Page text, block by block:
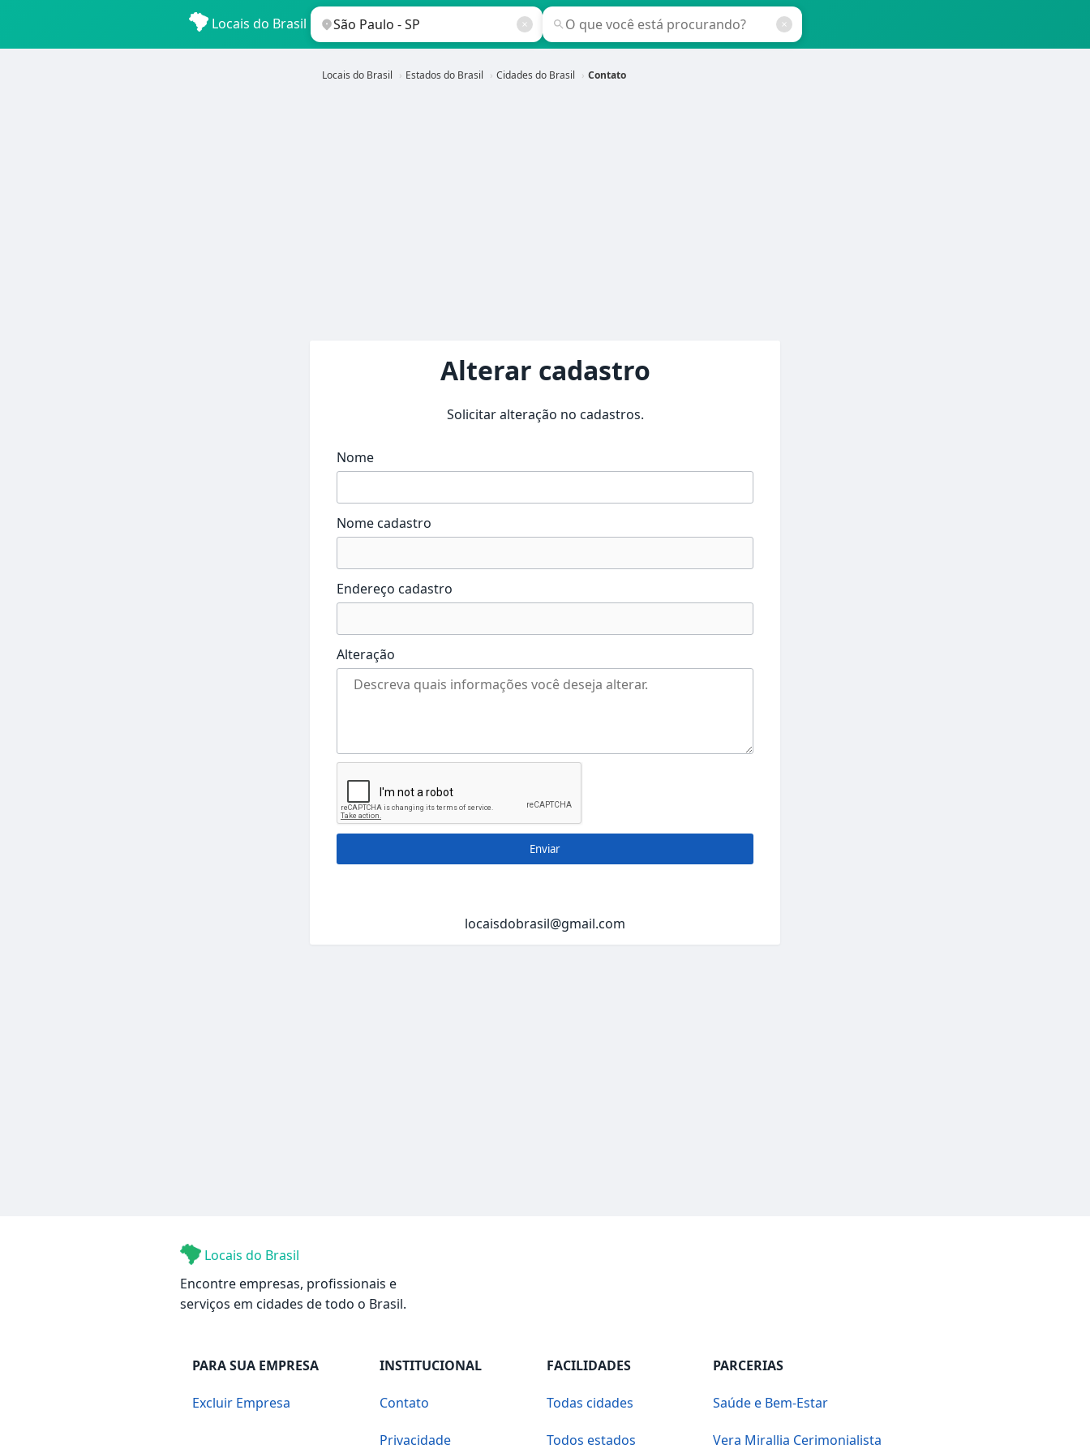
Locais do Brasil
Locais do Brasil Estados do Brasil Cidades do Brasil Contato
Alterar cadastro
Solicitar alteração no cadastros.
Nome
Nome cadastro
Endereço cadastro
Alteração
Enviar
locaisdobrasil@gmail.com
Locais do Brasil
Encontre empresas, profissionais e
serviços em cidades de todo o Brasil.
PARA SUA EMPRESA
Excluir Empresa
INSTITUCIONAL
Contato
Privacidade
FACILIDADES
Todas cidades
Todos estados
PARCERIAS
Saúde e Bem-Estar
Vera Mirallia Cerimonialista